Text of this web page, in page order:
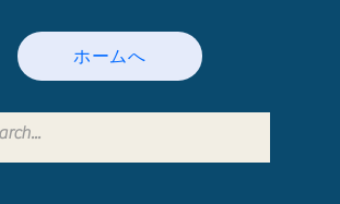
ホームへ